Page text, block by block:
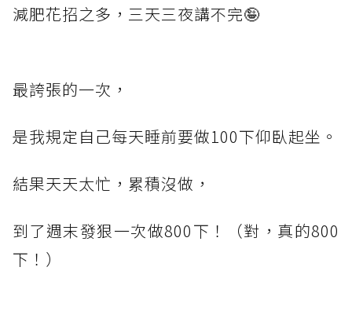
減肥花招之多，三天三夜講不完🤪
最誇張的一次，
是我規定自己每天睡前要做100下仰臥起坐。
結果天天太忙，累積沒做，
到了週末發狠一次做800下！（對，真的800
下！）